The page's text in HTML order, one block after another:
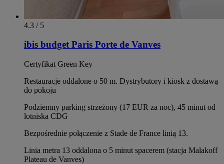
4.3 / 5
ibis budget Paris Porte de Vanves
Certyfikat Green Key
Restauracje oddalone o 50 m. Dystrybutory i kiosk z dostawą
do pokoju
Podziemny parking strzeżony (17 EUR za noc), 45 minut od
lotniska CDG
Bezpośrednie połączenie z Stade de France linią 13.
Linia metra 13 oddalona o 5 minut spacerem (stacja Malakoff
Plateau de Vanves)